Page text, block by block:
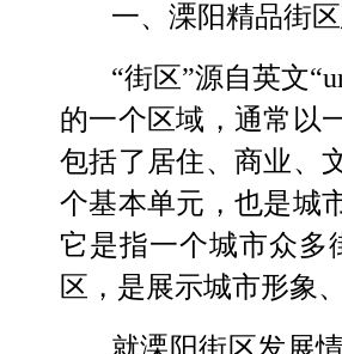
一、 溧阳精品街
“街区”源自英文
的一个区域，通常以
包括了居住、商业、
个基本单元，也是城
它是指一个城市众多
区，是展示城市形象